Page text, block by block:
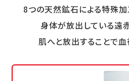
8つの天然鉱石による特殊加
身体が放出している遠
肌へと放出することで血